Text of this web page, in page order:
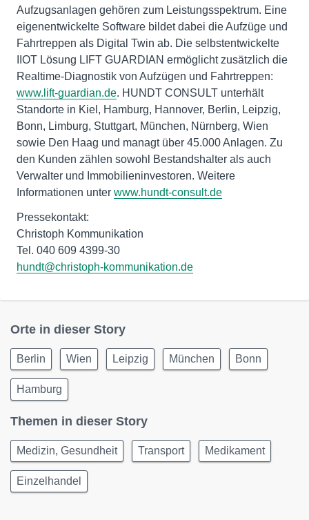
Aufzugsanlagen gehören zum Leistungsspektrum. Eine
eigenentwickelte Software bildet dabei die Aufzüge und
Fahrtreppen als Digital Twin ab. Die selbstentwickelte
IIOT Lösung LIFT GUARDIAN ermöglicht zusätzlich die
Realtime-Diagnostik von Aufzügen und Fahrtreppen:
www.lift-guardian.de. HUNDT CONSULT unterhält
Standorte in Kiel, Hamburg, Hannover, Berlin, Leipzig,
Bonn, Limburg, Stuttgart, München, Nürnberg, Wien
sowie Den Haag und managt über 45.000 Anlagen. Zu
den Kunden zählen sowohl Bestandshalter als auch
Verwalter und Immobilieninvestoren. Weitere
Informationen unter www.hundt-consult.de
Pressekontakt:
Christoph Kommunikation
hundt@christoph-kommunikation.de
Orte in dieser Story
Berlin Wien Leipzig München Bonn
Hamburg
Themen in dieser Story
Medizin, Gesundheit Transport Medikament
Einzelhandel